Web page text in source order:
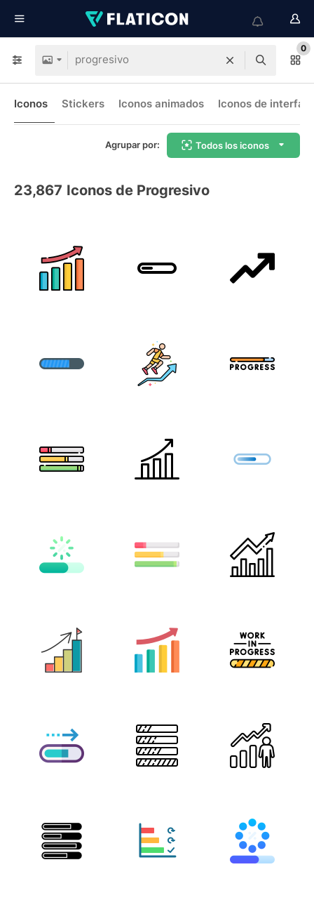
0
Iconos Stickers Iconos animados Iconos de interfaz
Agrupar por: Todos los iconos
23,867 Iconos de Progresivo